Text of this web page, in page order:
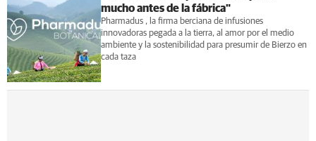
mucho antes de la fábrica"
Pharmadus , la firma berciana de infusiones
innovadoras pegada a la tierra, al amor por el medio
ambiente y la sostenibilidad para presumir de Bierzo en
cada taza